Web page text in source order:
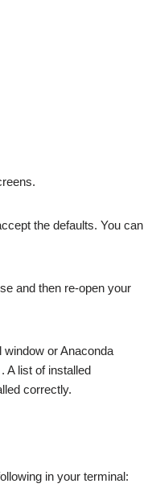
the defaults. You can
and then re-open your
window or Anaconda
A list of installed
correctly.
in your terminal: